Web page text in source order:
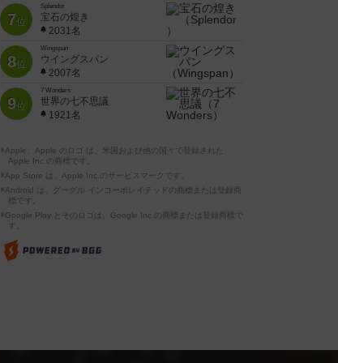
7位
Splendor
宝石の煌き
2031名
8位
Wingspan
ウイングスパン
2007名
9位
7 Wonders
世界の七不思議
1921名
※Apple、Apple のロゴ は、米国および他の国々で登録された
Apple Inc.の商標です。
※App Store は、Apple Inc.のサービスマークです。
※Android は、グーグル インコーポレイテッドの商標または登録商
標です。
※Google Play とそのロゴは、Google Inc.の商標または登録商標で
す。